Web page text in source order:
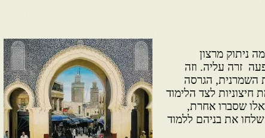
ניתוק מרצון
זרה עליה. וזה
השמרנית, הגרסה
לצד הלימוד
שסברו אחרת,
את בניהם ללמוד